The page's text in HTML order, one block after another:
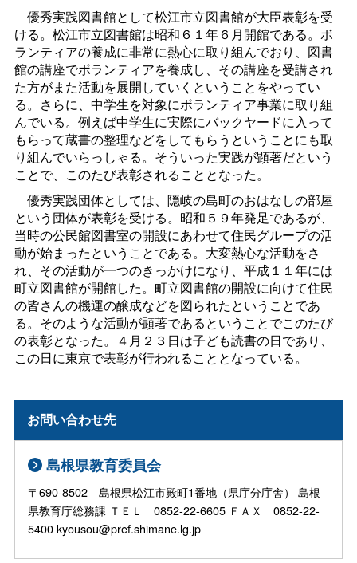
優秀実践図書館として松江市立図書館が大臣表彰を受
ける。松江市立図書館は昭和６１年６月開館である。ボ
ランティアの養成に非常に熱心に取り組んでおり、図書
館の講座でボランティアを養成し、その講座を受講され
た方がまた活動を展開していくということをやってい
る。さらに、中学生を対象にボランティア事業に取り組
んでいる。例えば中学生に実際にバックヤードに入って
もらって蔵書の整理などをしてもらうということにも取
り組んでいらっしゃる。そういった実践が顕著だという
ことで、このたび表彰されることとなった。
優秀実践団体としては、隠岐の島町のおはなしの部屋
という団体が表彰を受ける。昭和５９年発足であるが、
当時の公民館図書室の開設にあわせて住民グループの活
動が始まったということである。大変熱心な活動をさ
れ、その活動が一つのきっかけになり、平成１１年には
町立図書館が開館した。町立図書館の開設に向けて住民
の皆さんの機運の醸成などを図られたということであ
る。そのような活動が顕著であるということでこのたび
の表彰となった。４月２３日は子ども読書の日であり、
この日に東京で表彰が行われることとなっている。
お問い合わせ先
島根県教育委員会
〒690-8502 島根県松江市殿町1番地（県庁分庁舎） 島根
県教育庁総務課 ＴＥＬ 0852-22-6605 ＦＡＸ 0852-22-
5400 kyousou@pref.shimane.lg.jp